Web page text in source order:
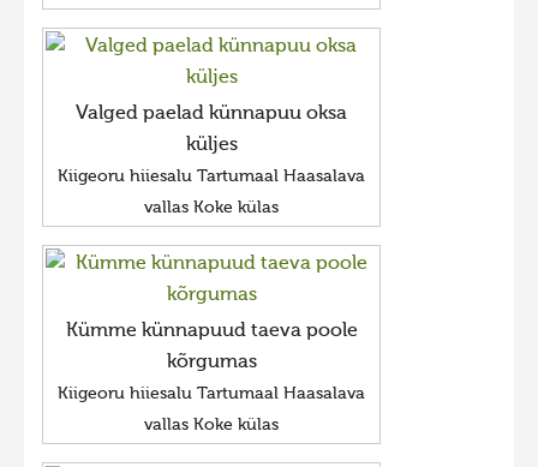
Valged paelad künnapuu oksa
küljes
Kiigeoru hiiesalu Tartumaal Haasalava
vallas Koke külas
Kümme künnapuud taeva poole
kõrgumas
Kiigeoru hiiesalu Tartumaal Haasalava
vallas Koke külas